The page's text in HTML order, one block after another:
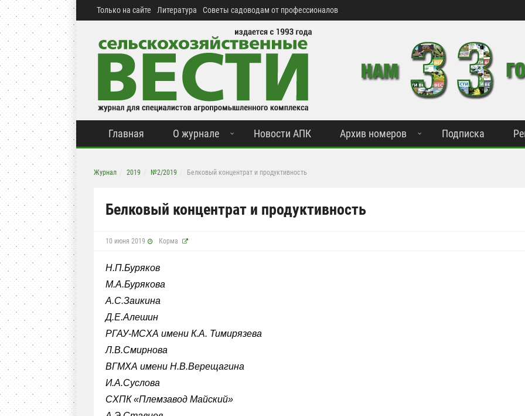
Только на сайте Литература Советы садоводам от профессионалов
Главная О журнале Новости АПК Архив номеров Подписка
Журнал 2019 №2/2019 Белковый концентрат и продуктивность
Белковый концентрат и продуктивность
10 июня 2019 Корма
Н.П.Буряков
М.А.Бурякова
А.С.Заикина
Д.Е.Алешин
РГАУ-МСХА имени К.А. Тимирязева
Л.В.Смирнова
ВГМХА имени Н.В.Верещагина
И.А.Суслова
СХПК «Племзавод Майский»